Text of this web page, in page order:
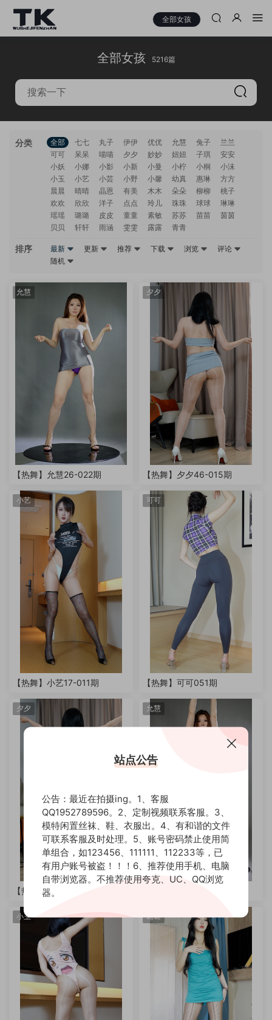
全部女孩
全部女孩 5216篇
分类 全部 七七 丸子 伊伊 优优 允慧 兔子
兰兰
可可
呆呆 喵喵 夕夕 妙妙 妞妞 子琪
安安
小妖
小娜 小影 小新 小曼 小柠 小桐
小沫
小玉
小艺 小芸 小野 小馨 幼真 惠琳
方方
晨晨
晴晴 晶恩 有美 木木 朵朵 柳柳
桃子
欢欢
欣欣 洋子 点点 玲儿 珠珠 球球
琳琳
瑶瑶
璐璐 皮皮 童童 素敏 苏苏 苗苗
茵茵
贝贝
轩轩 雨涵 雯雯 露露 青青
排序 最新 更新 推荐 下载 浏览
评论
随机
允慧
【热舞】允慧26-022期
夕夕
【热舞】夕夕46-015期
小艺
【热舞】小艺17-011期
可可
【热舞】可可051期
夕夕
【热舞】夕夕46-014期
允慧
小玉 璐璐
站点公告
公告：最近在拍摄ing。1、客服
QQ1952789596。2、定制视频联系客服。3、
模特闲置丝袜、鞋、衣服出。4、有和谐的文件
可联系客服及时处理。5、账号密码禁止使用简
单组合，如123456、111111、112233等，已
有用户账号被盗！！！6、推荐使用手机、电脑
自带浏览器。不推荐使用夸克、UC、QQ浏览
器。